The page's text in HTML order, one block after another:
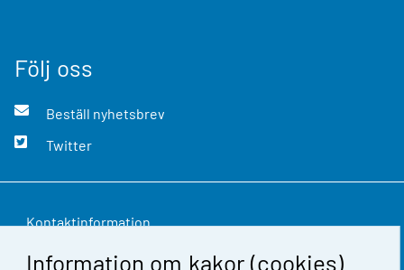
Information om kakor (cookies)
Följ oss
Beställ nyhetsbrev
Twitter
Kontaktinformation
Respons